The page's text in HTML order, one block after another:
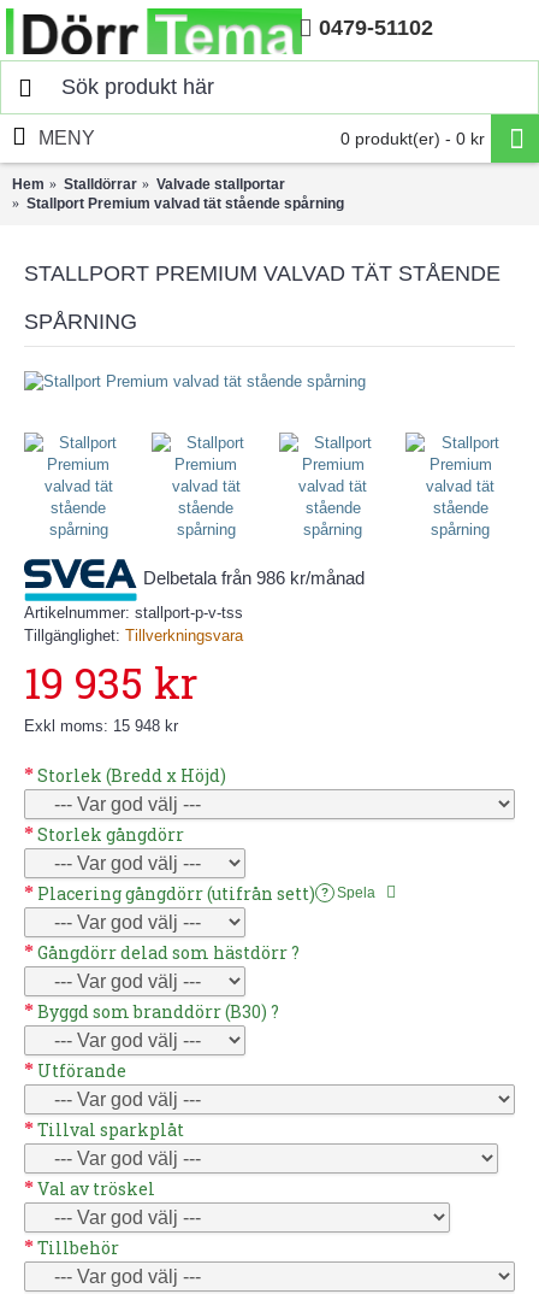
Hem 0479-51102
0 produkt(er) - 0 kr
MENY
Hem Stalldörrar
Valvade stallportar
Stallport Premium valvad tät stående spårning
STALLPORT PREMIUM VALVAD TÄT STÅENDE
SPÅRNING
Delbetala från 986 kr/månad
Artikelnummer: stallport-p-v-tss
Tillgänglighet: Tillverkningsvara
19 935 kr
Exkl moms: 15 948 kr
Storlek (Bredd x Höjd)
Storlek gångdörr
Placering gångdörr (utifrån sett) ? Spela
Gångdörr delad som hästdörr ?
Byggd som branddörr (B30) ?
Utförande
Tillval sparkplåt
Val av tröskel
Tillbehör